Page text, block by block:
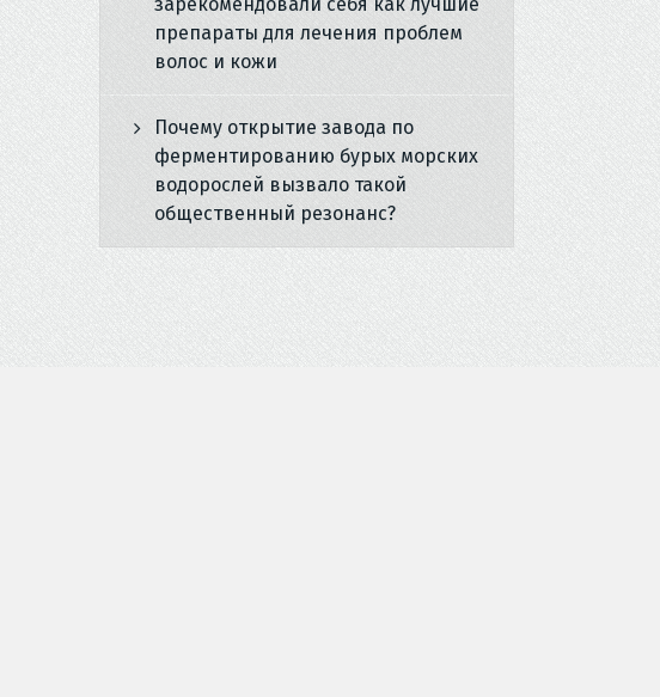
препараты для лечения проблем
волос и кожи
Почему открытие завода по
ферментированию бурых морских
водорослей вызвало такой
общественный резонанс?